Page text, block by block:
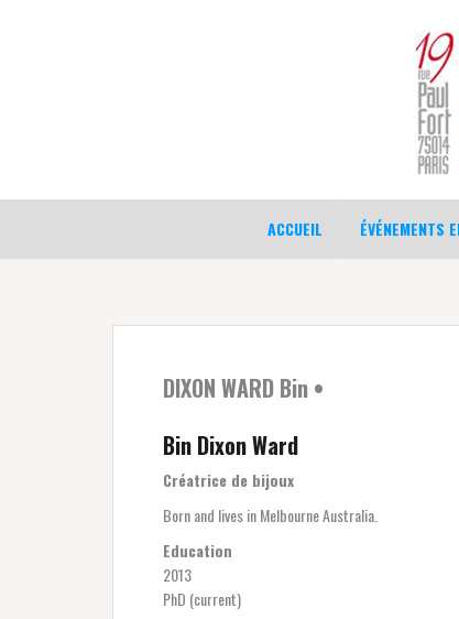
ACCUEIL ÉVÉNEMENTS
DIXON WARD Bin •
Bin Dixon Ward
Créatrice de bijoux
Born and lives in Melbourne Australia.
Education
2013
PhD (current)